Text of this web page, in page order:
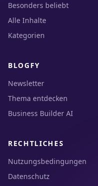
Besonders beliebt
Alle Inhalte
Kategorien
BLOGFY
Newsletter
Thema entdecken
Business Builder AI
RECHTLICHES
Nutzungsbedingungen
Datenschutz